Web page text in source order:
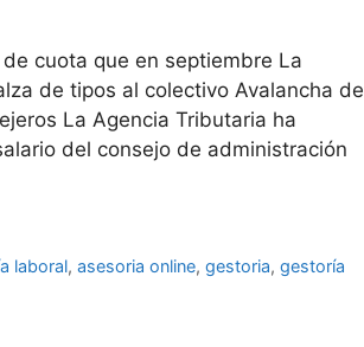
cuota que en septiembre La
de tipos al colectivo Avalancha de
La Agencia Tributaria ha
del consejo de administración
laboral,asesoria online,gestoria,gestoría